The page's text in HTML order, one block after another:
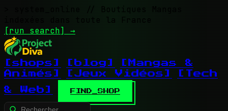
// Boutiques Mangas
indexées dans toute la France
[run search] →
[shops] [blog]
[Mangas &
Animés]
[Jeux Vidéos]
[Tech
& Web]
FIND_SHOP